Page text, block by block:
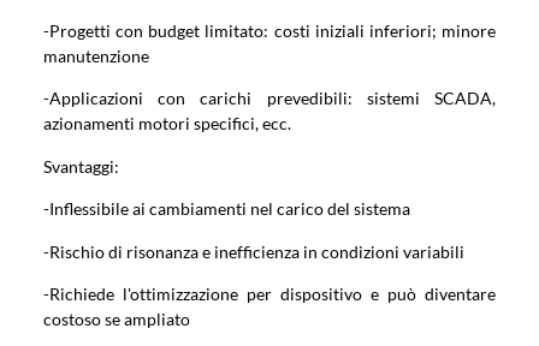
-Progetti con budget limitato: costi iniziali inferiori; minore
manutenzione
-Applicazioni con carichi prevedibili: sistemi SCADA,
azionamenti motori specifici, ecc.
Svantaggi:
-Inflessibile ai cambiamenti nel carico del sistema
-Rischio di risonanza e inefficienza in condizioni variabili
-Richiede l'ottimizzazione per dispositivo e può diventare
costoso se ampliato